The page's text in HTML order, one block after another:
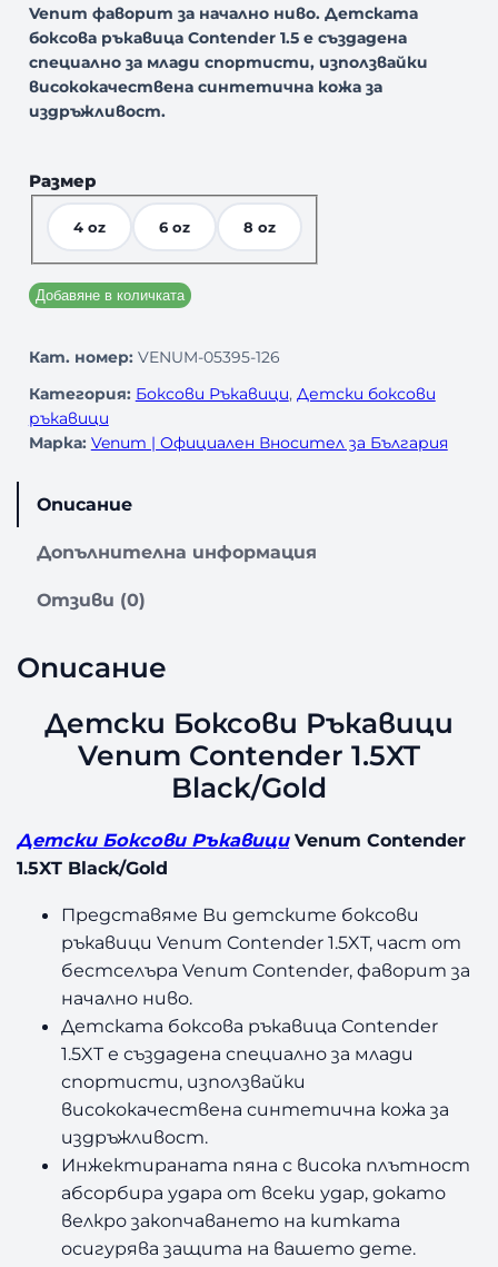
Venum фаворит за начално ниво. Детската
боксова ръкавица Contender 1.5 е създадена
специално за млади спортисти, използвайки
висококачествена синтетична кожа за
издръжливост.
Размер
4 oz 6 oz 8 oz
Добавяне в количката
Кат. номер: VENUM-05395-126
Категория: Боксови Ръкавици, Детски боксови
ръкавици
Марка: Venum | Официален Вносител за България
Описание
Допълнителна информация
Отзиви (0)
Описание
Детски Боксови Ръкавици
Venum Contender 1.5XT
Black/Gold
Детски Боксови РъкавициVenum Contender
1.5XT Black/Gold
Представяме Ви детските боксови
ръкавици Venum Contender 1.5XT, част от
бестселъра Venum Contender, фаворит за
начално ниво.
Детската боксова ръкавица Contender
1.5XT е създадена специално за млади
спортисти, използвайки
висококачествена синтетична кожа за
издръжливост.
Инжектираната пяна с висока плътност
абсорбира удара от всеки удар, докато
велкро закопчаването на китката
осигурява защита на вашето дете.